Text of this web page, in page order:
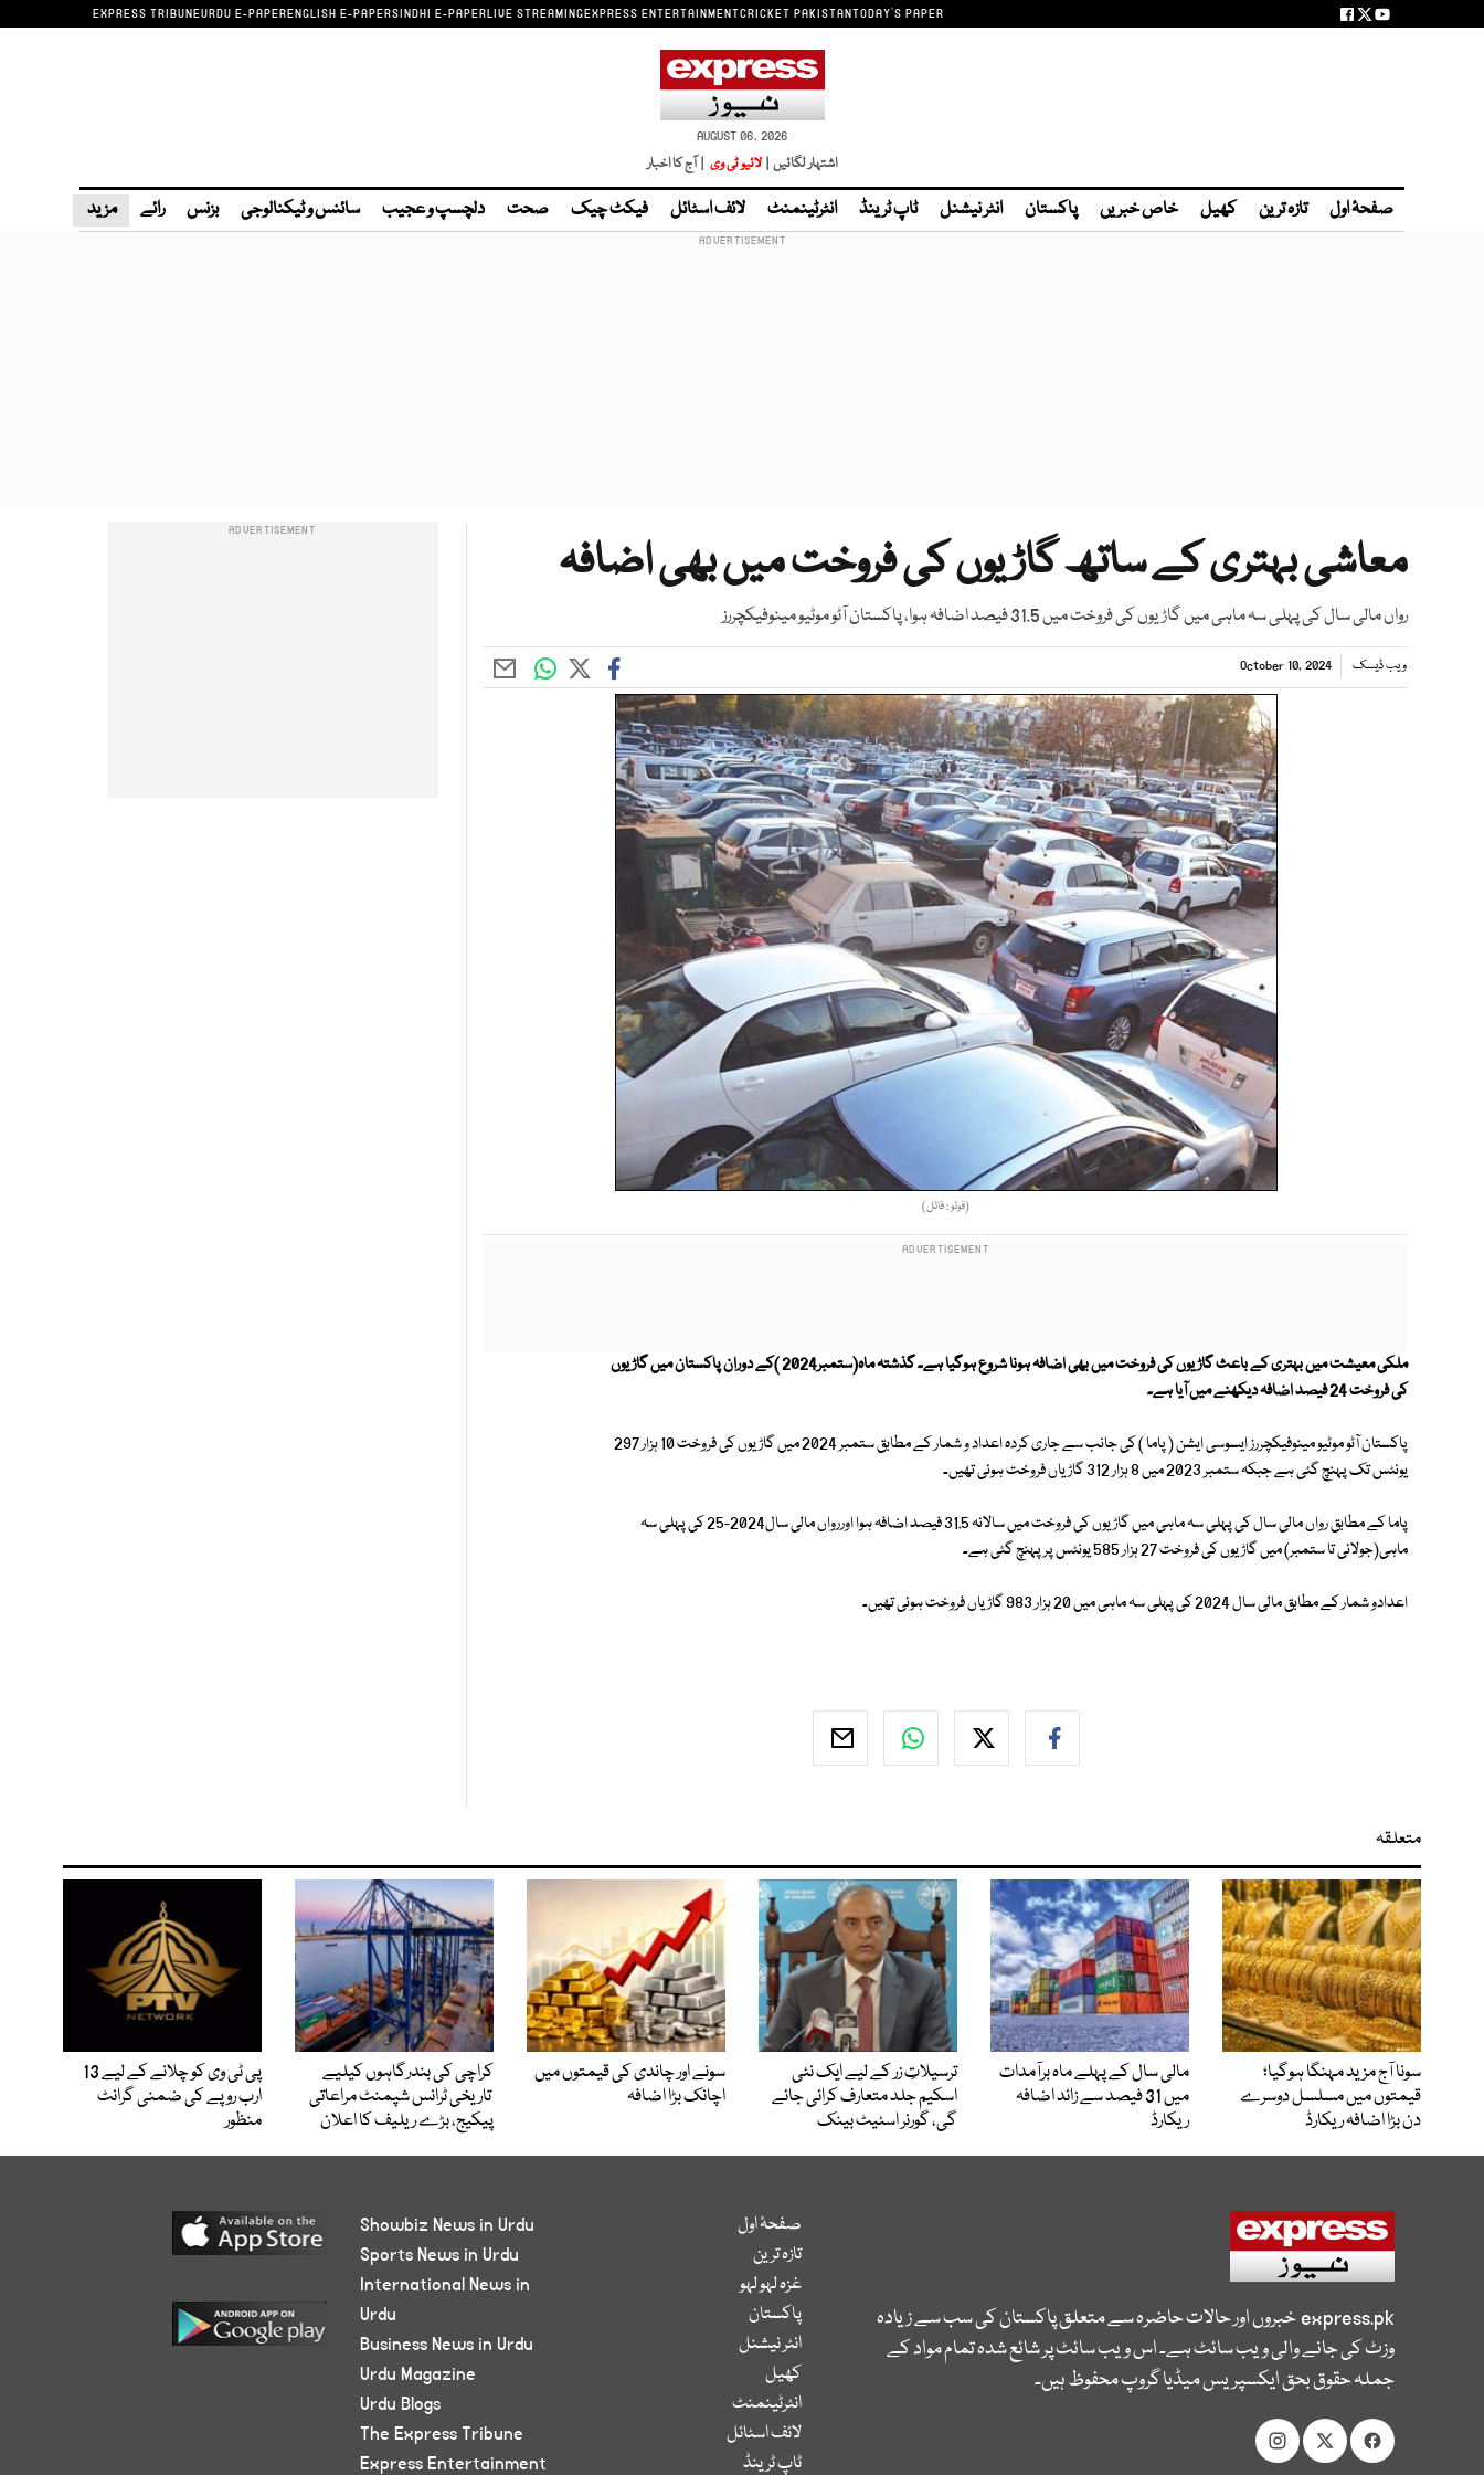
EXPRESS TRIBUNEURDU E-PAPERENGLISH E-PAPERSINDHI E-PAPERLIVE STREAMINGEXPRESS ENTERTAINMENTCRICKET PAKISTANTODAY'S PAPER
AUGUST 06, 2026
اشتہار لگائیں | لائیو ٹی وی | آج کا اخبار
صفحۂ اول تازہ ترین کھیل خاص خبریں پاکستان انٹر نیشنل ٹاپ ٹرینڈ انٹرٹینمنٹ لائف اسٹائل فیکٹ چیک صحت دلچسپ و عجیب سائنس و ٹیکنالوجی بزنس رائے مزید
معاشی بہتری کے ساتھ گاڑیوں کی فروخت میں بھی اضافہ
رواں مالی سال کی پہلی سہ ماہی میں گاڑیوں کی فروخت میں 31.5 فیصد اضافہ ہوا، پاکستان آٹو موٹیو مینوفیکچررز
ویب ڈیسک October 10, 2024
(فوٹو : فائل)
ملکی معیشت میں بہتری کے باعث گاڑیوں کی فروخت میں بھی اضافہ ہونا شروع ہوگیا ہے۔ گذشتہ ماہ(ستمبر2024 )کے دوران پاکستان میں گاڑیوں
کی فروخت 24 فیصد اضافہ دیکھنے میں آیا ہے۔
پاکستان آٹو موٹیو مینوفیکچررز ایسوسی ایشن ( پاما ) کی جانب سے جاری کردہ اعداد و شمار کے مطابق ستمبر 2024 میں گاڑیوں کی فروخت 10 ہزار 297
یونٹس تک پہنچ گئی ہے جبکہ ستمبر 2023 میں 8 ہزار 312 گاڑیاں فروخت ہوئی تھیں۔
پاما کے مطابق رواں مالی سال کی پہلی سہ ماہی میں گاڑیوں کی فروخت میں سالانہ 31.5 فیصد اضافہ ہوا اوررواں مالی سال2024-25 کی پہلی سہ
ماہی(جولائی تا ستمبر) میں گاڑیوں کی فروخت 27 ہزار 585 یونٹس پر پہنچ گئی ہے۔
اعدادو شمار کے مطابق مالی سال 2024 کی پہلی سہ ماہی میں 20 ہزار 983 گاڑیاں فروخت ہوئی تھیں۔
متعلقہ
سونا آج مزید مہنگا ہوگیا؛
قیمتوں میں مسلسل دوسرے
دن بڑا اضافہ ریکارڈ
مالی سال کے پہلے ماہ برآمدات
میں 31 فیصد سے زائد اضافہ
ریکارڈ
ترسیلاتِ زر کے لیے ایک نئی
اسکیم جلد متعارف کرائی جائے
گی، گورنر اسٹیٹ بینک
سونے اور چاندی کی قیمتوں میں
اچانک بڑا اضافہ
کراچی کی بندرگاہوں کیلیے
تاریخی ٹرانس شپمنٹ مراعاتی
پیکیج، بڑے ریلیف کا اعلان
پی ٹی وی کو چلانے کے لیے 13
ارب روپے کی ضمنی گرانٹ
منظور
express.pkخبروں اور حالات حاضرہ سے متعلق پاکستان کی سب سے زیادہ
وزٹ کی جانے والی ویب سائٹ ہے۔ اس ویب سائٹ پر شائع شدہ تمام مواد کے
جملہ حقوق بحق ایکسپریس میڈیا گروپ محفوظ ہیں۔
صفحۂ اول
تازہ ترین
غزہ لہو لہو
پاکستان
انٹر نیشنل
کھیل
انٹرٹینمنٹ
لائف اسٹائل
ٹاپ ٹرینڈ
Showbiz News in Urdu
Sports News in Urdu
International News in
Urdu
Business News in Urdu
Urdu Magazine
Urdu Blogs
The Express Tribune
Express Entertainment